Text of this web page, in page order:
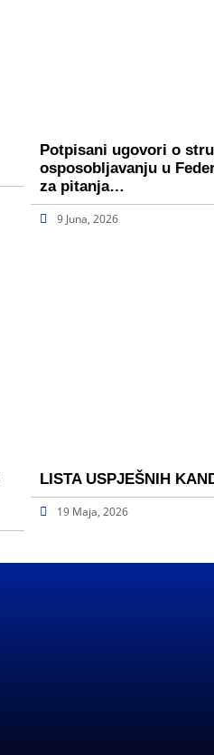
Potpisani ugovori o
osposobljavanju u
za pitanja…
9 Juna, 2026
LISTA USPJEŠNIH
19 Maja, 2026